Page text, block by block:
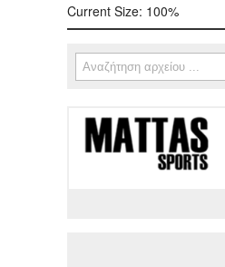
Current Size: 100%
Φόρμα αναζήτησης
Αναζήτηση